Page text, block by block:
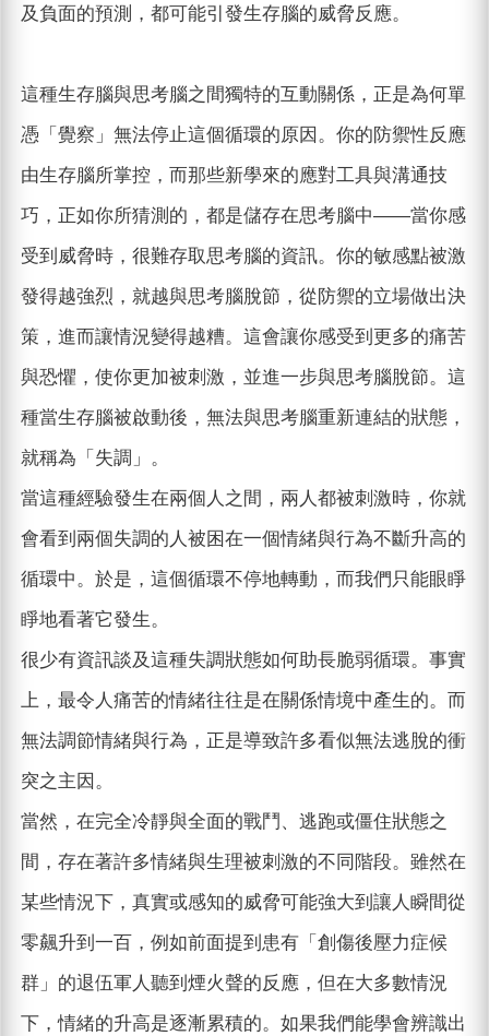
及負面的預測，都可能引發生存腦的威脅反應。
這種生存腦與思考腦之間獨特的互動關係，正是為何單
憑「覺察」無法停止這個循環的原因。你的防禦性反應
由生存腦所掌控，而那些新學來的應對工具與溝通技
巧，正如你所猜測的，都是儲存在思考腦中——當你感
受到威脅時，很難存取思考腦的資訊。你的敏感點被激
發得越強烈，就越與思考腦脫節，從防禦的立場做出決
策，進而讓情況變得越糟。這會讓你感受到更多的痛苦
與恐懼，使你更加被刺激，並進一步與思考腦脫節。這
種當生存腦被啟動後，無法與思考腦重新連結的狀態，
就稱為「失調」。
當這種經驗發生在兩個人之間，兩人都被刺激時，你就
會看到兩個失調的人被困在一個情緒與行為不斷升高的
循環中。於是，這個循環不停地轉動，而我們只能眼睜
睜地看著它發生。
很少有資訊談及這種失調狀態如何助長脆弱循環。事實
上，最令人痛苦的情緒往往是在關係情境中產生的。而
無法調節情緒與行為，正是導致許多看似無法逃脫的衝
突之主因。
當然，在完全冷靜與全面的戰鬥、逃跑或僵住狀態之
間，存在著許多情緒與生理被刺激的不同階段。雖然在
某些情況下，真實或感知的威脅可能強大到讓人瞬間從
零飆升到一百，例如前面提到患有「創傷後壓力症候
群」的退伍軍人聽到煙火聲的反應，但在大多數情況
下，情緒的升高是逐漸累積的。如果我們能學會辨識出